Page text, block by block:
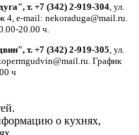
т. +7 (342) 2-919-304 , ул.
e-mail: nekoraduga@mail.ru.
20.00 ч.
т. +7 (342) 2-919-305 , ул.
График
ч
о кухнях,